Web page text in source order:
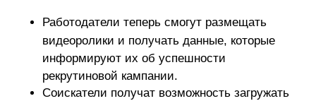
Работодатели теперь смогут размещать
видеоролики и получать данные, которые
информируют их об успешности
рекрутиновой кампании.
Соискатели получат возможность загружать